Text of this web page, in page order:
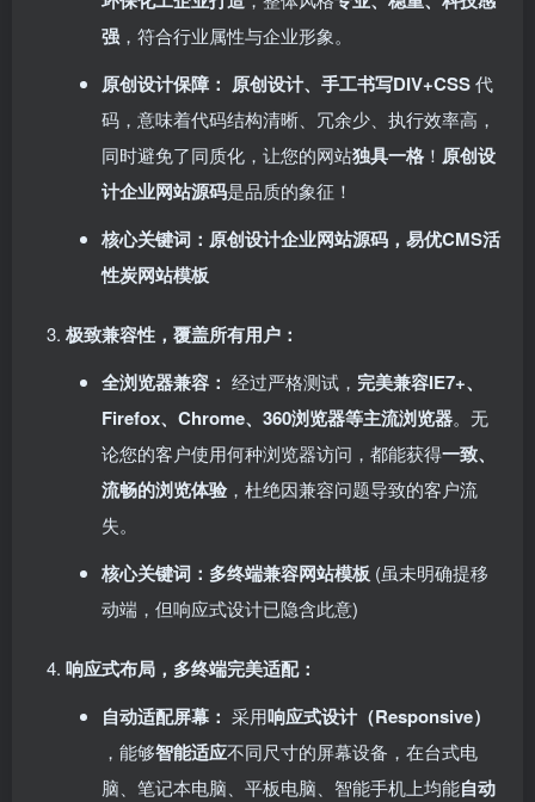
强 ，符合行业属性与企业形象。
原创设计保障：​ 原创设计、手工书写DIV+CSS代
码，意味着代码结构清晰、冗余少、执行效率高，
同时避免了同质化，让您的网站独具一格 ！​ 原创设
计企业网站源码是品质的象征！
核心关键词：原创设计企业网站源码，易优CMS活
性炭网站模板
极致兼容性，覆盖所有用户：​
全浏览器兼容：​ 经过严格测试，​ 完美兼容IE7+、
Firefox、Chrome、360浏览器等主流浏览器。无
论您的客户使用何种浏览器访问，都能获得一致、
流畅的浏览体验，杜绝因兼容问题导致的客户流
失。
核心关键词：多终端兼容网站模板 (虽未明确提移
动端，但响应式设计已隐含此意)
响应式布局，多终端完美适配：​
自动适配屏幕：​ 采用响应式设计（Responsive）​
，能够智能适应不同尺寸的屏幕设备，在台式电
脑、笔记本电脑、平板电脑、智能手机上均能自动